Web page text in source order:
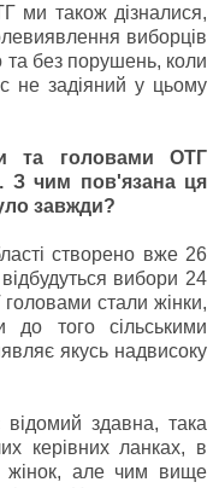
ми також дізналися,
виборців
та без порушень, коли
не задіяний у цьому
та головами ОТГ
З чим пов'язана ця
завжди?
створено вже 26
вибори 24
стали жінки,
того сільськими
якусь надвисоку
здавна, така
керівних ланках, в
жінок, але чим вище